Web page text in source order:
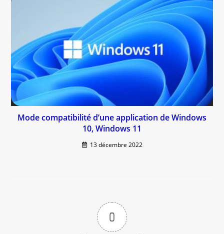
Mode compatibilité d’une application de Windows
10, Windows 11
13 décembre 2022
0